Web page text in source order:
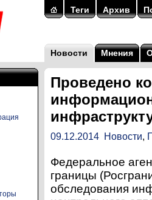
Теги Архив
Новости Мнения
Проведено
09.12.2014 Новости,
Федеральное
границы
обследования